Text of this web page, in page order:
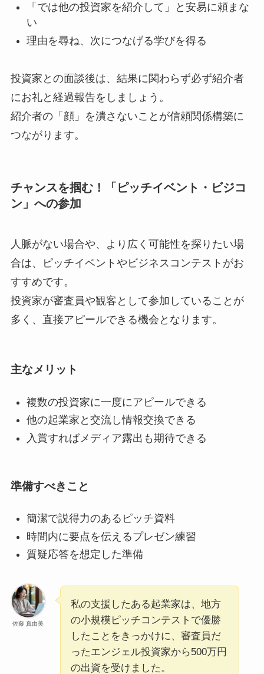
「では他の投資家を紹介して」と安易に頼まな
い
理由を尋ね、次につなげる学びを得る
投資家との面談後は、結果に関わらず必ず紹介者
にお礼と経過報告をしましょう。
紹介者の「顔」を潰さないことが信頼関係構築に
つながります。
チャンスを掴む！「ピッチイベント・ビジコ
ン」への参加
人脈がない場合や、より広く可能性を探りたい場
合は、ピッチイベントやビジネスコンテストがお
すすめです。
投資家が審査員や観客として参加していることが
多く、直接アピールできる機会となります。
主なメリット
複数の投資家に一度にアピールできる
他の起業家と交流し情報交換できる
入賞すればメディア露出も期待できる
準備すべきこと
簡潔で説得力のあるピッチ資料
時間内に要点を伝えるプレゼン練習
質疑応答を想定した準備
佐藤 真由美
私の支援したある起業家は、地方
の小規模ピッチコンテストで優勝
したことをきっかけに、審査員だ
ったエンジェル投資家から500万円
の出資を受けました。